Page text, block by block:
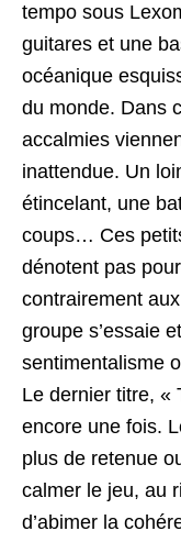
tempo sous
guitares et une
océanique
du monde. Dans
accalmies
inattendue. Un
étincelant, une
coups… Ces
dénotent pas
contrairement
groupe s’essaie
sentimentalisme
Le dernier titre, «
encore une fois.
plus de retenue
calmer le jeu, au
d’abimer la